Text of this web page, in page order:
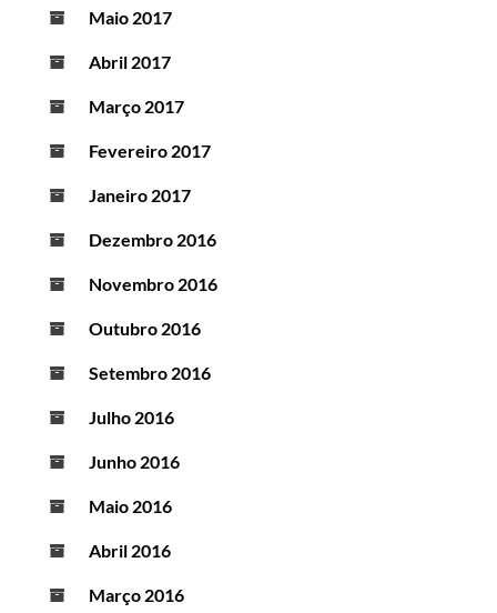
Maio 2017
Abril 2017
Março 2017
Fevereiro 2017
Janeiro 2017
Dezembro 2016
Novembro 2016
Outubro 2016
Setembro 2016
Julho 2016
Junho 2016
Maio 2016
Abril 2016
Março 2016